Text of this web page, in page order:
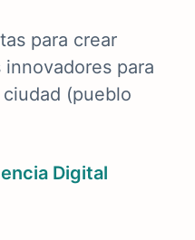
para crear
para
(pueblo
Digital